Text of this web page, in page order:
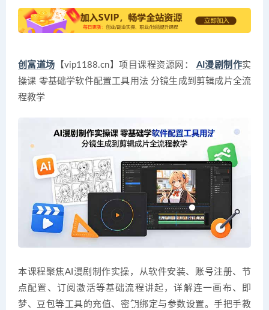
创富道场 【vip1188.cn】项目课程资源网： AI漫剧制作实
操课 零基础学软件配置工具用法 分镜生成到剪辑成片全流
程教学
本课程聚焦AI漫剧制作实操，从软件安装、账号注册、节
点配置、订阅激活等基础流程讲起，详解连一画布、即
梦、豆包等工具的充值、密钥绑定与参数设置。手把手教